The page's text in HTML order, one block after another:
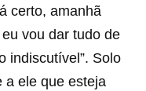
certo, amanhã
vou dar tudo de
indiscutível”. Solo
a ele que esteja